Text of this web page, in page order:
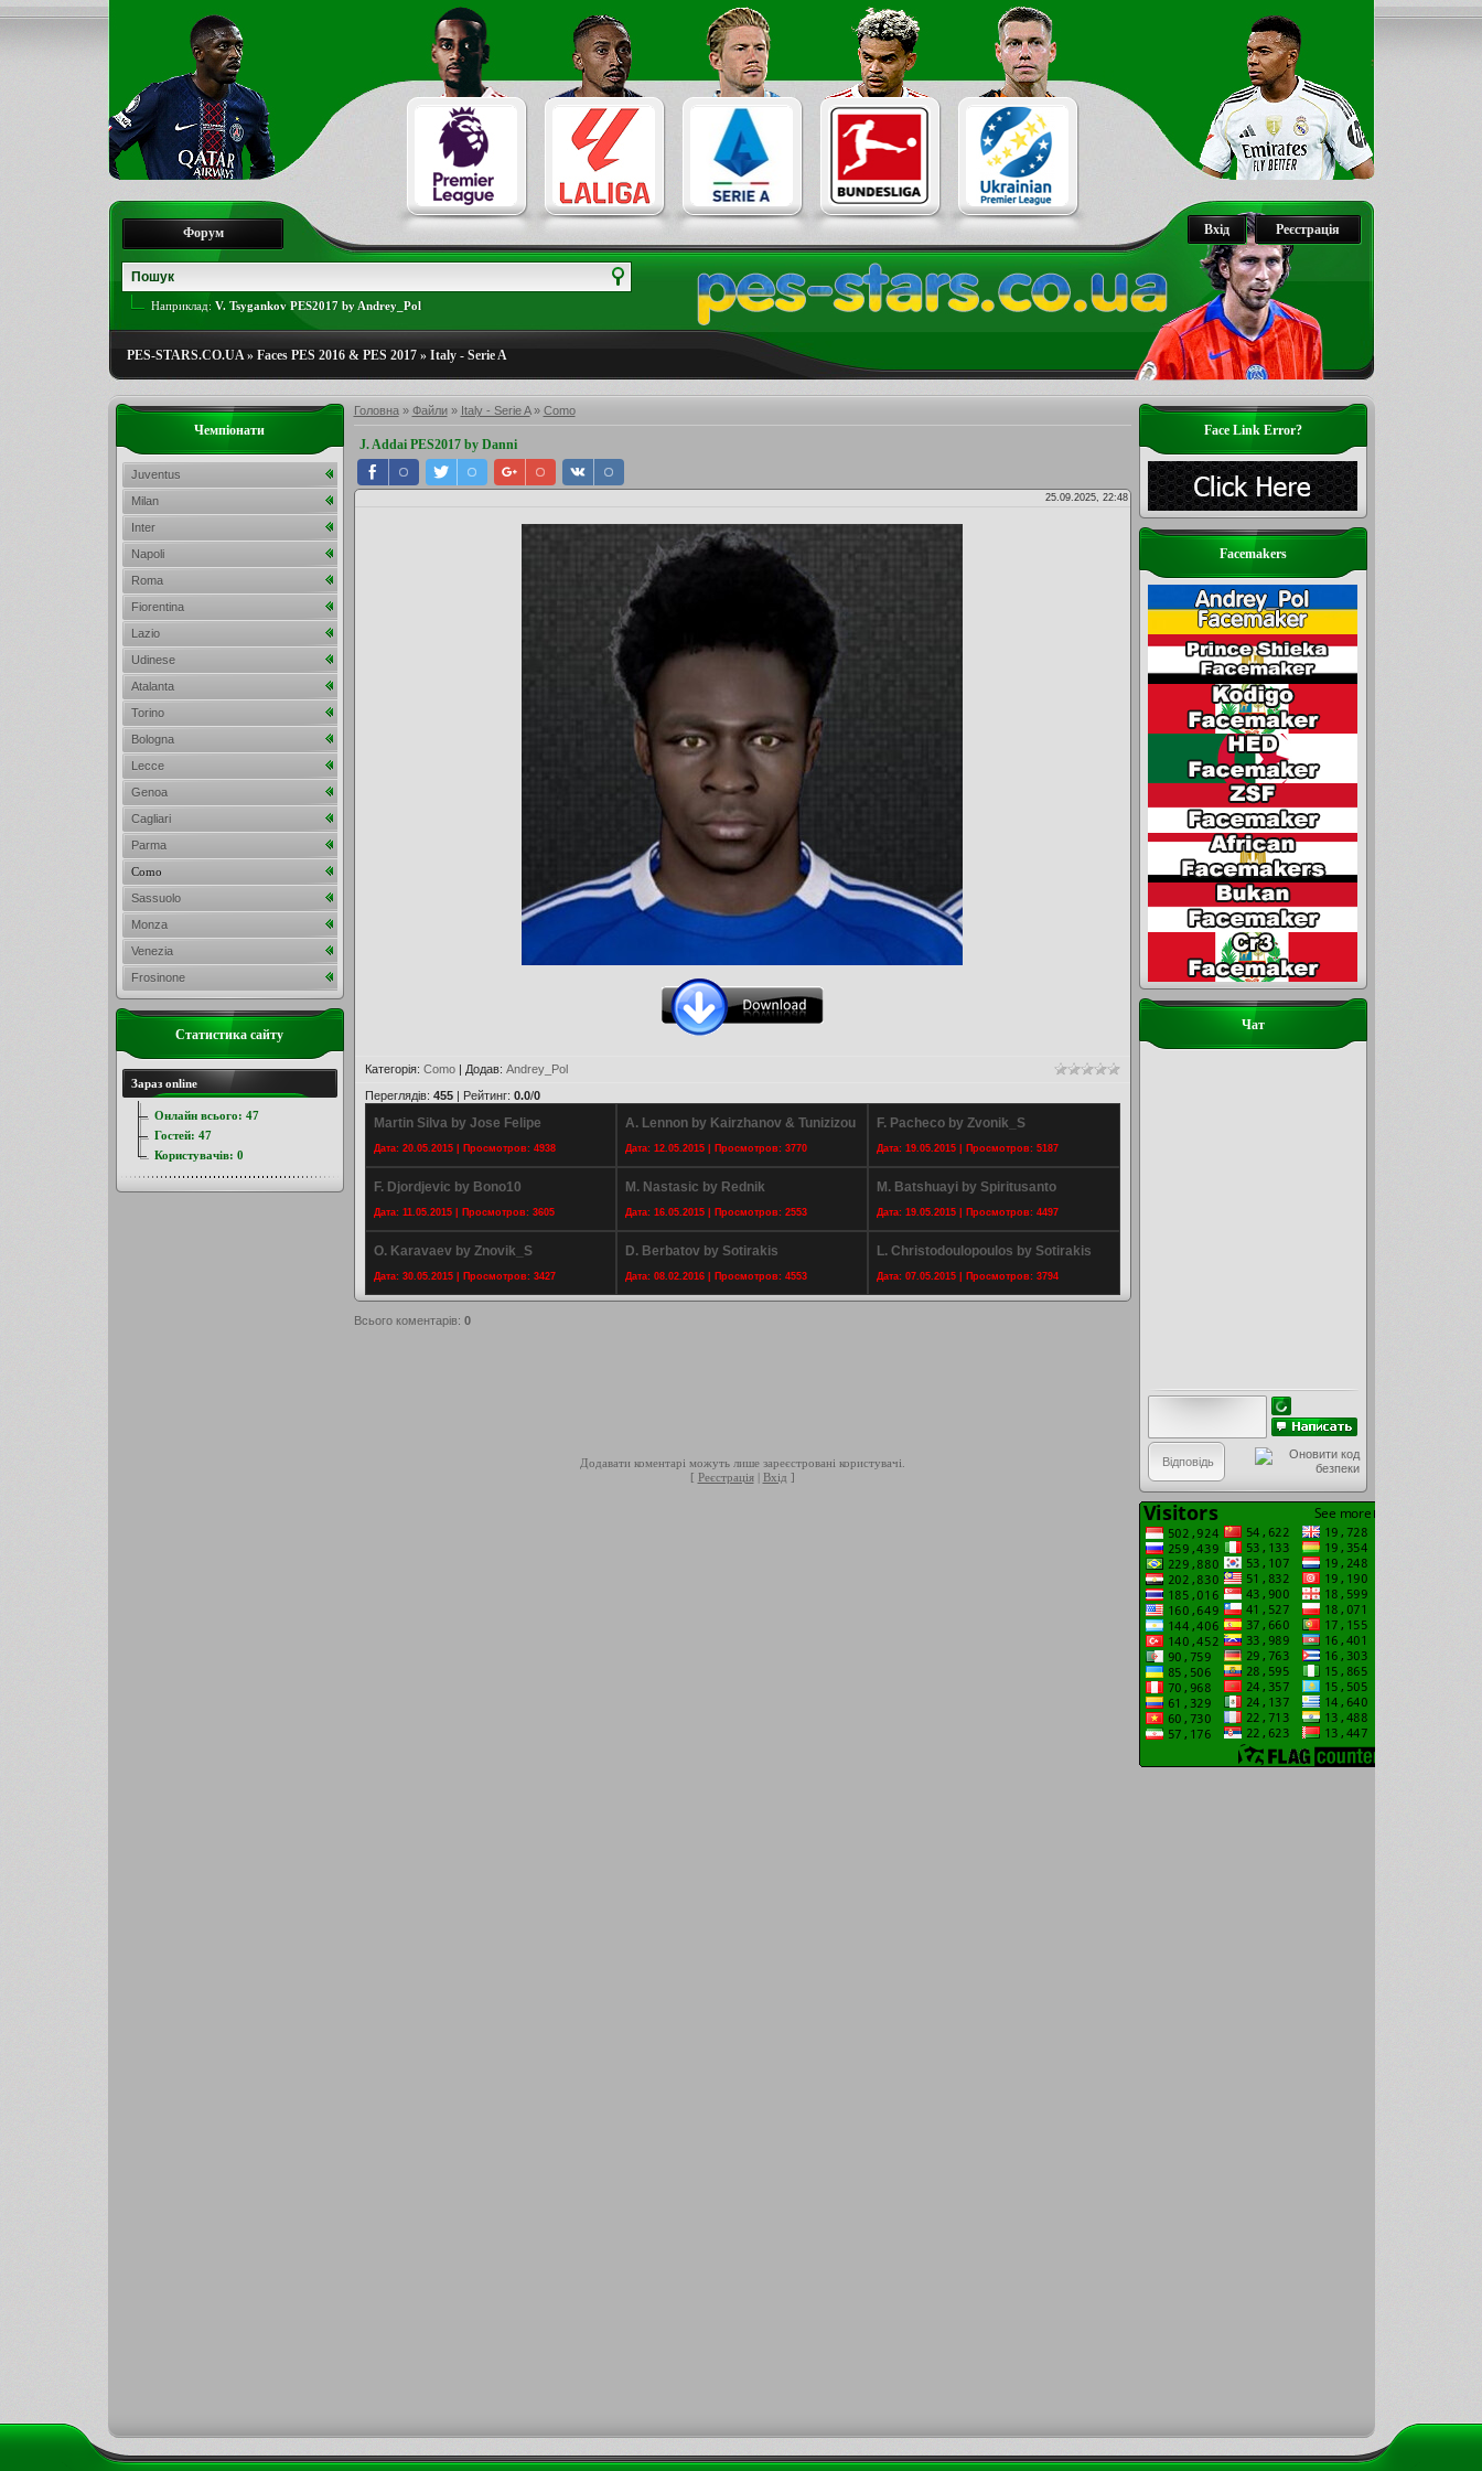
Реєстрація
Вхід
Форум
Наприклад: V. Tsygankov PES2017 by Andrey_Pol
PES-STARS.CO.UA» Faces PES 2016 & PES 2017» Italy - Serie A
Головна» Файли» Italy - Serie A» Como
J. Addai PES2017 by Danni
25.09.2025, 22:48
Категорія: Como| Додав: Andrey_Pol
Переглядів: 455| Рейтинг: 0.0/0
Martin Silva by Jose Felipe
Дата: 20.05.2015 | Просмотров: 4938
A. Lennon by Kairzhanov & Tunizizou
Дата: 12.05.2015 | Просмотров: 3770
F. Pacheco by Zvonik_S
Дата: 19.05.2015 | Просмотров: 5187
F. Djordjevic by Bono10
Дата: 11.05.2015 | Просмотров: 3605
M. Nastasic by Rednik
Дата: 16.05.2015 | Просмотров: 2553
M. Batshuayi by Spiritusanto
Дата: 19.05.2015 | Просмотров: 4497
O. Karavaev by Znovik_S
Дата: 30.05.2015 | Просмотров: 3427
D. Berbatov by Sotirakis
Дата: 08.02.2016 | Просмотров: 4553
L. Christodoulopoulos by Sotirakis
Дата: 07.05.2015 | Просмотров: 3794
Всього коментарів: 0
Додавати коментарі можуть лише зареєстровані користувачі.
[ Реєстрація| Вхід ]
Face Link Error?
Facemakers
Чат
Чемпіонати
Juventus
Milan
Inter
Napoli
Roma
Fiorentina
Lazio
Udinese
Atalanta
Torino
Bologna
Lecce
Genoa
Cagliari
Parma
Como
Sassuolo
Monza
Venezia
Frosinone
Статистика сайту
Зараз online
Онлайн всього: 47
Гостей: 47
Користувачів: 0